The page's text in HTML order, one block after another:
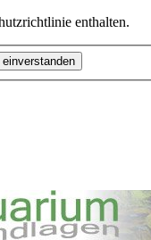
enthalten.